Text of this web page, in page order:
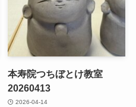
本寿院つちぼとけ教室
20260413
2026-04-14